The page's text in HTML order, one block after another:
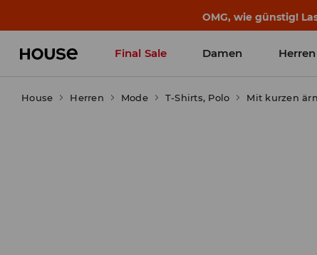
Die besten
Final Sale Damen Herren
House Herren Mode T-Shirts, Polo Mit kurzen